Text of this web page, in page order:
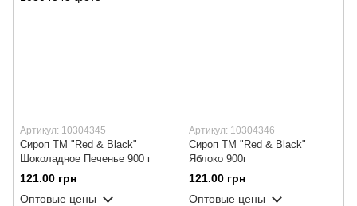
Артикул: 10304345
Сироп ТМ "Red & Black"
Шоколадное Печенье 900 г
121.00 грн
Оптовые цены
Артикул: 10304346
Сироп ТМ "Red & Black"
Яблоко 900г
121.00 грн
Оптовые цены